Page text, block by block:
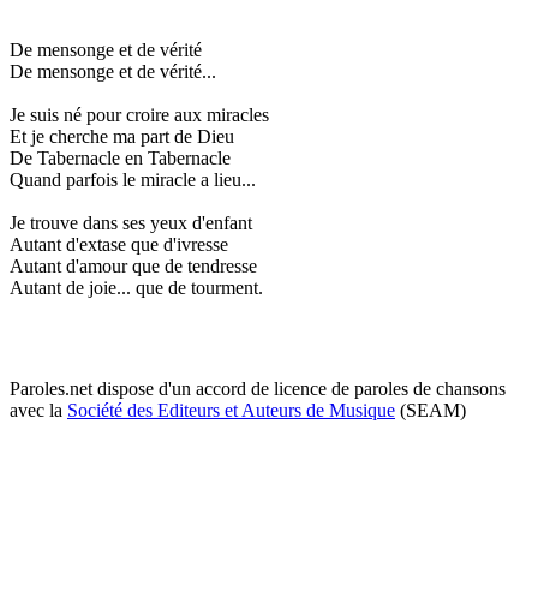
De mensonge et de vérité
De mensonge et de vérité...
Je suis né pour croire aux miracles
Et je cherche ma part de Dieu
De Tabernacle en Tabernacle
Quand parfois le miracle a lieu...
Je trouve dans ses yeux d'enfant
Autant d'extase que d'ivresse
Autant d'amour que de tendresse
Autant de joie... que de tourment.
Paroles.net dispose d'un accord de licence de paroles de chansons
avec la Société des Editeurs et Auteurs de Musique (SEAM)